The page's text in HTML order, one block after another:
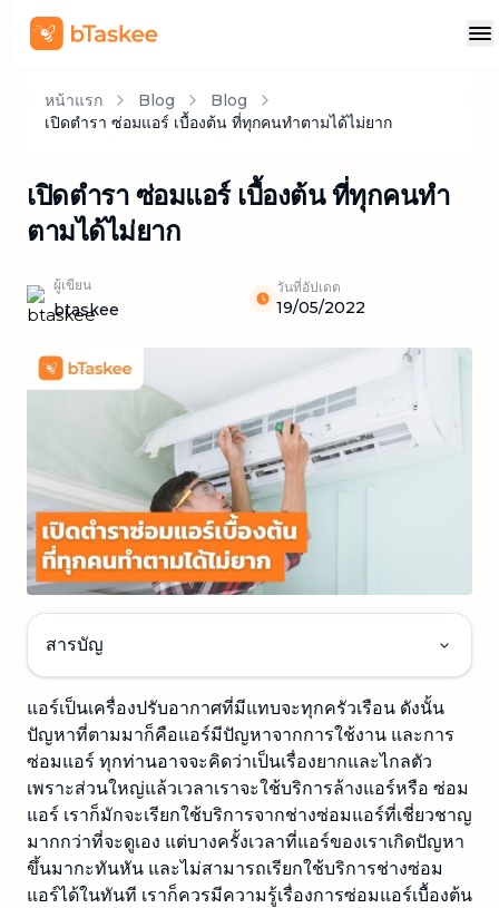
หน้าแรก Blog
Blog
เปิดตำรา ซ่อมแอร์ เบื้องต้น ที่ทุกคนทำตามได้ไม่ยาก
เปิดตำรา ซ่อมแอร์ เบื้องต้น ที่ทุกคนทำ
ตามได้ไม่ยาก
ผู้เขียน
btaskee
วันที่อัปเดต
19/05/2022
สารบัญ
แอร์เป็นเครื่องปรับอากาศที่มีแทบจะทุกครัวเรือน ดังนั้น
ปัญหาที่ตามมาก็คือแอร์มีปัญหาจากการใช้งาน และการ
ซ่อมแอร์ ทุกท่านอาจจะคิดว่าเป็นเรื่องยากและไกลตัว
เพราะส่วนใหญ่แล้วเวลาเราจะใช้บริการล้างแอร์หรือ ซ่อม
แอร์ เราก็มักจะเรียกใช้บริการจากช่างซ่อมแอร์ที่เชี่ยวชาญ
มากกว่าที่จะดูเอง แต่บางครั้งเวลาที่แอร์ของเราเกิดปัญหา
ขึ้นมากะทันหัน และไม่สามารถเรียกใช้บริการช่างซ่อม
แอร์ได้ในทันที เราก็ควรมีความรู้เรื่องการซ่อมแอร์เบื้องต้น